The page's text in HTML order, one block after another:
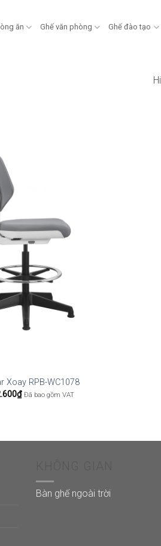
ăn Ghế văn phòng Ghế đào tạo
Xoay RPB-WC1078
₫ Đã bao gồm VAT
Bàn ghế ngoài trời